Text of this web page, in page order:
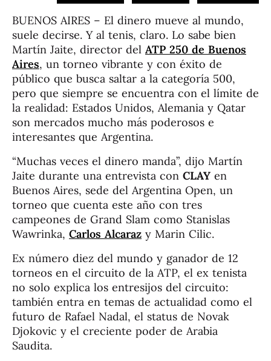
BUENOS AIRES – El dinero mueve al mundo,
suele decirse. Y al tenis, claro. Lo sabe bien
Martín Jaite, director del ATP 250 de Buenos
Aires, un torneo vibrante y con éxito de
público que busca saltar a la categoría 500,
pero que siempre se encuentra con el límite de
la realidad: Estados Unidos, Alemania y Qatar
son mercados mucho más poderosos e
interesantes que Argentina.
“Muchas veces el dinero manda”, dijo Martín
Jaite durante una entrevista con CLAY en
Buenos Aires, sede del Argentina Open, un
torneo que cuenta este año con tres
campeones de Grand Slam como Stanislas
Wawrinka, Carlos Alcaraz y Marin Cilic.
Ex número diez del mundo y ganador de 12
torneos en el circuito de la ATP, el ex tenista
no solo explica los entresijos del circuito:
también entra en temas de actualidad como el
futuro de Rafael Nadal, el status de Novak
Djokovic y el creciente poder de Arabia
Saudita.